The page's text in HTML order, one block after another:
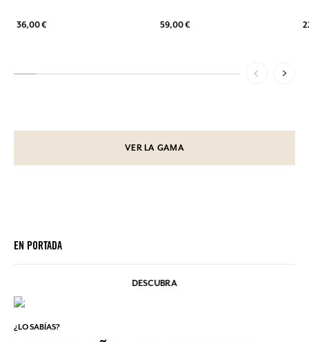
36,00 € 59,00 €
VER LA GAMA
EN PORTADA
DESCUBRA
¿LO SABÍAS?